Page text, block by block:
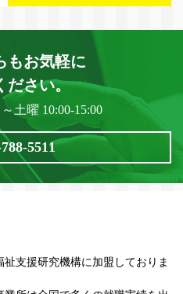
もお気軽に
ださい。
土曜 10:00-15:00
5511
⽀援研究機構に加盟しておりま